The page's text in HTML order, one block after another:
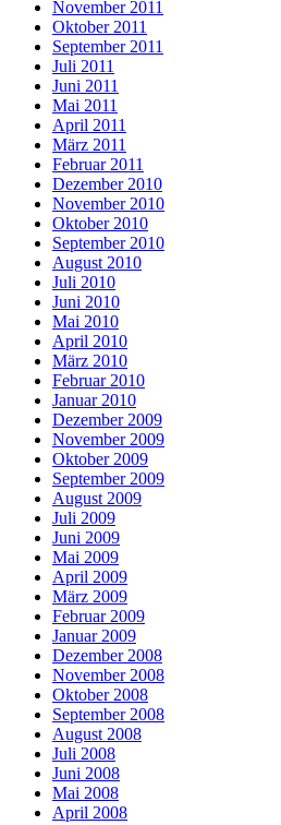
November 2011
Oktober 2011
September 2011
Juli 2011
Juni 2011
Mai 2011
April 2011
März 2011
Februar 2011
Dezember 2010
November 2010
Oktober 2010
September 2010
August 2010
Juli 2010
Juni 2010
Mai 2010
April 2010
März 2010
Februar 2010
Januar 2010
Dezember 2009
November 2009
Oktober 2009
September 2009
August 2009
Juli 2009
Juni 2009
Mai 2009
April 2009
März 2009
Februar 2009
Januar 2009
Dezember 2008
November 2008
Oktober 2008
September 2008
August 2008
Juli 2008
Juni 2008
Mai 2008
April 2008